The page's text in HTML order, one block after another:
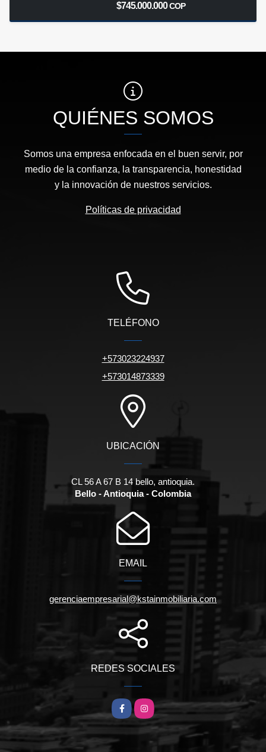
$745.000.000COP
QUIÉNES SOMOS
Somos una empresa enfocada en el buen servir, por
medio de la confianza, la transparencia, honestidad
y la innovación de nuestros servicios.
Políticas de privacidad
TELÉFONO
+573023224937
+573014873339
UBICACIÓN
CL 56 A 67 B 14 bello, antioquia.
Bello - Antioquia - Colombia
EMAIL
gerenciaempresarial@kstainmobiliaria.com
REDES SOCIALES
FacebookInstagram